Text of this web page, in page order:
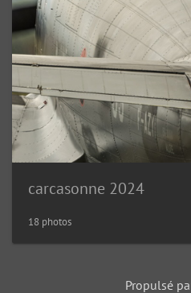
carcasonne 2024
18 photos
Propulsé